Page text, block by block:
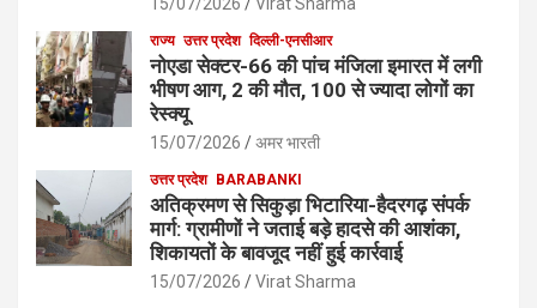
राज्य उत्तर प्रदेश दिल्ली-एनसीआर
नोएडा सेक्टर-66 की पांच मंजिला इमारत में लगी
भीषण आग, 2 की मौत, 100 से ज्यादा लोगों का
रेस्क्यू
15/07/2026 अमर भारती
उत्तर प्रदेश BARABANKI
अतिक्रमण से सिकुड़ा भिटारिया-हैदरगढ़ संपर्क
मार्ग: ग्रामीणों ने जताई बड़े हादसे की आशंका,
शिकायतों के बावजूद नहीं हुई कार्रवाई
15/07/2026 Virat Sharma